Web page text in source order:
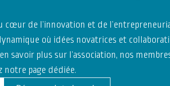
cœur de l’innovation et de
où idées novatrices et
savoir plus sur l’association, nos
notre page dédiée.